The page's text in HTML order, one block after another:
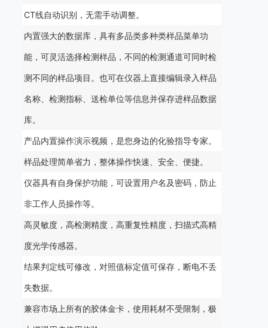
CT线自动识别，无需手动调整。
内置强大的数据库，具有多品类多种类样品菜单功
能，可灵活选择检测样品，不同的检测通道可同时检
测不同的样品项目。也可在仪器上直接编辑录入样品
名称、检测指标、送检单位等信息并保存进样品数据
库。
产品内置操作演示视频，是您身边的化验指导专家。
样品处理简单省力，整体操作快速、安全、便捷。
仪器具有自身保护功能，可设置用户名及密码，防止
非工作人员操作等。
高灵敏度，高检测精度，高重复性精度，扫描式高精
度光学传感器。
结果判定线可修改，对照值标定值可保存，断电不丢
失数据。
兼容市场上所有的胶体金卡，使用耗材不受限制，极